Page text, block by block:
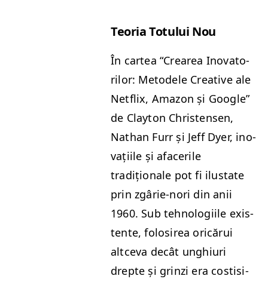
Teo­ria Totu­lui Nou
În cartea “Crearea Ino­va­to­
rilor: Metodele Cre­ative ale
Net­flix, Ama­zon și Google”
de Clay­ton Chris­tensen,
Nathan Furr și Jeff Dyer, ino­
vați­ile și afac­er­ile
tradiționale pot fi ilus­tate
prin zgârie-nori din anii
1960. Sub tehnologi­ile exis­
tente, folosirea oricărui
altce­va decât unghi­uri
drepte și grinzi era costisi­